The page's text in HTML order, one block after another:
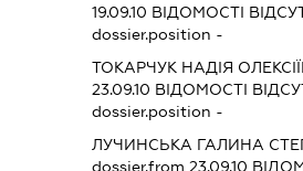
19.09.10 ВІДОМОСТІ
dossier.position -
ТОКАРЧУК НАДІЯ
23.09.10 ВІДОМОСТІ
dossier.position -
ЛУЧИНСЬКА ГАЛИНА
dossier.from 23.09.10